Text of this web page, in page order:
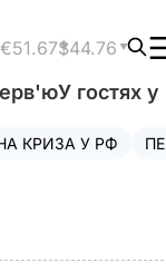
€51.67$44.76
У гостях
КРИЗА У РФ